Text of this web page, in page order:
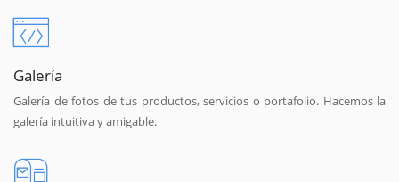
Galería
Galería de fotos de tus productos, servicios o portafolio. Hacemos la
galería intuitiva y amigable.